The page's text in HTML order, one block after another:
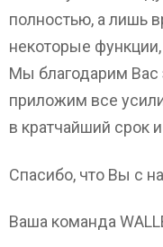
полностью, а лишь
некоторые
Мы благодарим Вас
приложим все
в кратчайший срок
Спасибо, что Вы с
Ваша команда